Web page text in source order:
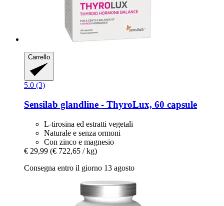
Carrello
5.0 (3)
Sensilab glandline -​ ThyroLux, 60 capsule
L-tirosina ed estratti vegetali
Naturale e senza ormoni
Con zinco e magnesio
€ 29,99 (€ 722,65 / kg)
Consegna entro il giorno 13 agosto